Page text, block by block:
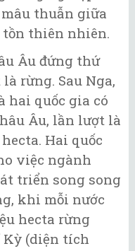
thuẫn giữa
thiên nhiên.
Âu đứng thứ
rừng. Sau Nga,
hai quốc gia có
Âu, lần lượt là
Hai quốc
việc ngành
triển song song
khi mỗi nước
hecta rừng
Kỳ (diện tích